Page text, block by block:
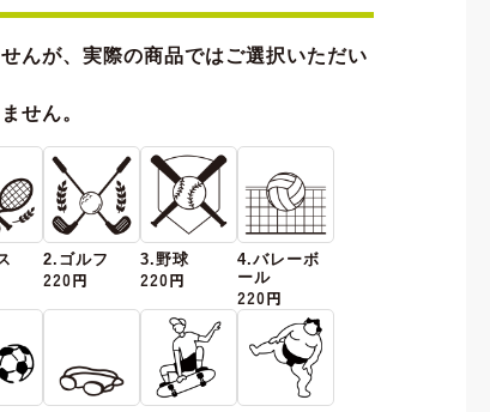
んが、実際の商品ではご選択いただい
せん。
2.ゴルフ
220円
3.野球
220円
4.バレーボ
ール
220円